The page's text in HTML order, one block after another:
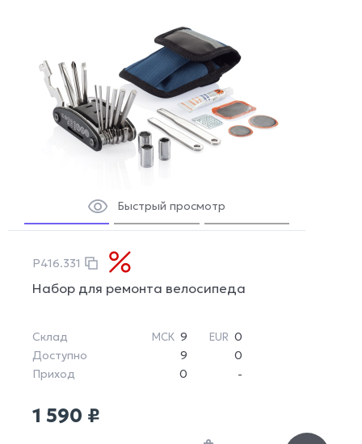
Быстрый просмотр
P416.331
Набор для ремонта велосипеда
Склад МСК 9 EUR 0
Доступно
9
0
Приход
0 -
1 590 ₽